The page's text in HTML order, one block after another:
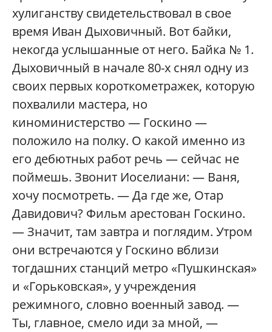
хулиганству свидетельствовал в свое
время Иван Дыховичный. Вот байки,
некогда услышанные от него. Байка № 1.
Дыховичный в начале 80-х снял одну из
своих первых короткометражек, которую
похвалили мастера, но
киноминистерство — Госкино —
положило на полку. О какой именно из
его дебютных работ речь — сейчас не
поймешь. Звонит Иоселиани: — Ваня,
хочу посмотреть. — Да где же, Отар
Давидович? Фильм арестован Госкино.
— Значит, там завтра и поглядим. Утром
они встречаются у Госкино вблизи
тогдашних станций метро «Пушкинская»
и «Горьковская», у учреждения
режимного, словно военный завод. —
Ты, главное, смело иди за мной, —